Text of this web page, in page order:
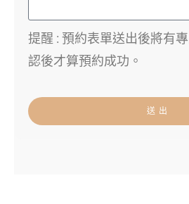
提醒 : 預約表單送出後將有
認後才算預約成功。
送 出